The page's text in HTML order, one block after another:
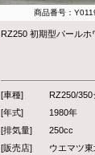
商品番号：
RZ250 初期型パールホ
[車種]
RZ250/
[年式]
1980年
[排気量]
250cc
[販売店]
ウエマツ東